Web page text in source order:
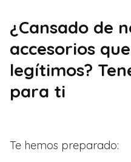
¿Cansado de
accesorios
legítimos?
para ti
Te hemos preparado: